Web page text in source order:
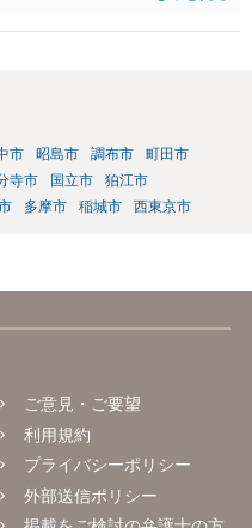
加えて「おじ又はおば」にも
市 昭島市 調布市
町田市
寺市 国立市
狛江市
多摩市 稲城市 西東京市
ご意見・ご要望
利用規約
プライバシーポリシー
外部送信ポリシー